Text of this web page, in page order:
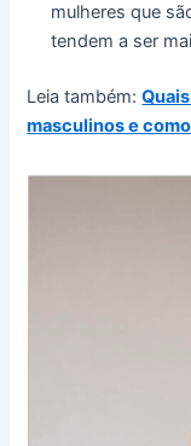
mulheres que
tendem a ser
Leia também:
masculinos e